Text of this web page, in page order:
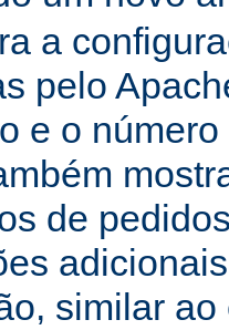
a
pelo
e o
de
similar